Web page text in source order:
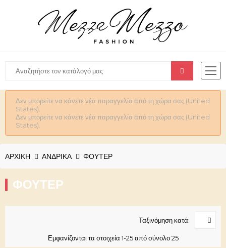
Δεν μπορείτε να κάνετε νέα παραγγελία από τη χώρα σας (United
States).
Δεν μπορείτε να κάνετε νέα παραγγελία από τη χώρα σας (United
States).
ΑΡΧΙΚΉ ΑΝΔΡΙΚΆ ΦΟΥΤΕΡ
ΦΟΥΤΕΡ
Ταξινόμηση κατά:
Εμφανίζονται τα στοιχεία 1-25 από σύνολο 25